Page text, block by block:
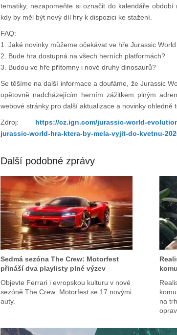
tematiky, nezapomeňte si označit do kalendáře
kdy by měl být nový díl hry k dispozici ke stažení.
FAQ:
1. Jaké novinky můžeme očekávat ve hře Jurassic
2. Bude hra dostupná na všech herních platformách?
3. Budou ve hře přítomny i nové druhy dinosaurů?
Se těšíme na další informace a doufáme, že Jurassic
opětovně nadcházejícím herním zážitkem plným
webové stránky pro další aktualizace a novinky ohledně
Zdroj: https://cz.ign.com/jurassic-world-
jurassic-world-hra-ktera-by-mela-vyjit-do-kvetnu-
Další podobné zprávy
Sedmá sezóna The Crew: Motorfest
přináší dva playlisty plné výzev
Objevte Ferrari i evropskou kulturu v nové
sezóně The Crew: Motorfest se 17 novými
auty.
na